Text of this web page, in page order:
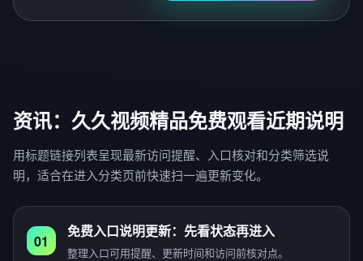
资讯：久久视频精品免费观看近期说明
用标题链接列表呈现最新访问提醒、入口核对和分类筛选说
明，适合在进入分类页前快速扫一遍更新变化。
01
免费入口说明更新：先看状态再进入
整理入口可用提醒、更新时间和访问前核对点。